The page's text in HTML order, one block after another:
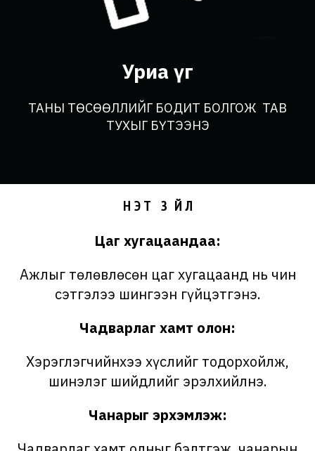
Уриа үг
ТАНЫ ТӨСӨӨЛЛИЙГ БОДИТ БОЛГОЖ ТАВ
ТУХЫГ БҮТЭЭНЭ
ҮНЭТ ЗҮЙЛ
Цаг хугацаандаа:
Ажлыг төлөвлөсөн цаг хугацаанд нь чин
сэтгэлээ шингээн гүйцэтгэнэ.
Чадварлаг хамт олон:
Хэрэглэгчийнхээ хүслийг тодорхойлж,
шинэлэг шийдлийг эрэлхийлнэ.
Чанарыг эрхэмлэж: